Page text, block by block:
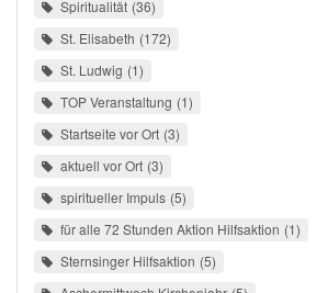
Spiritualität 36
St. Elisabeth 172
St. Ludwig 1
TOP Veranstaltung 1
Startseite vor Ort 3
aktuell vor Ort 3
spiritueller Impuls 5
für alle 72 Stunden Aktion Hilfsaktion 1
Sternsinger Hilfsaktion 5